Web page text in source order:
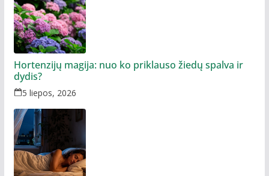
Hortenzijų magija: nuo ko priklauso žiedų spalva ir
dydis?
5 liepos, 2026